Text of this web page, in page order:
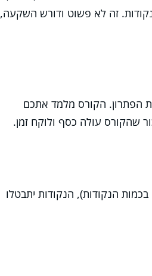
זה לא פשוט ודורש השקעה,
הפתרון. הקורס מלמד אתכם
שהקורס עולה כסף ולוקח זמן.
הנקודות), הנקודות יתבטלו